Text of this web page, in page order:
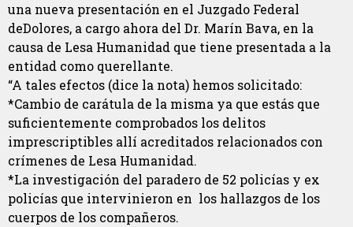
una nueva presentación en el Juzgado Federal
deDolores, a cargo ahora del Dr. Marín Bava, en la
causa de Lesa Humanidad que tiene presentada a la
entidad como querellante.
“A tales efectos (dice la nota) hemos solicitado:
*Cambio de carátula de la misma ya que estás que
suficientemente comprobados los delitos
imprescriptibles allí acreditados relacionados con
crímenes de Lesa Humanidad.
*La investigación del paradero de 52 policías y ex
policías que intervinieron en los hallazgos de los
cuerpos de los compañeros.